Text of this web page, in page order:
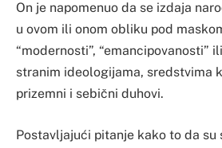
On je napomenuo da se izdaja
u ovom ili onom obliku pod
“modernosti”, “emancipovanosti”
stranim ideologijama, sredstvima
prizemni i sebični duhovi.
Postavljajući pitanje kako to da su